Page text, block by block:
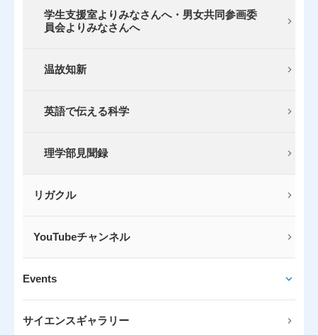
学生支援室よりみなさんへ・男女共同参画委
員会よりみなさんへ
温故知新
英語で伝える科学
理学部見聞録
リガクル
YouTubeチャンネル
Events
サイエンスギャラリー